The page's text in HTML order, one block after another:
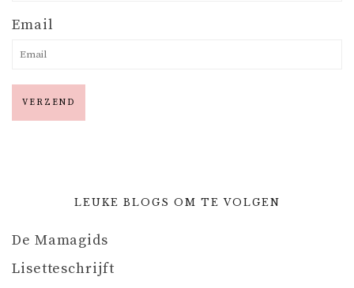
Email
LEUKE BLOGS OM TE VOLGEN
De Mamagids
Lisetteschrijft